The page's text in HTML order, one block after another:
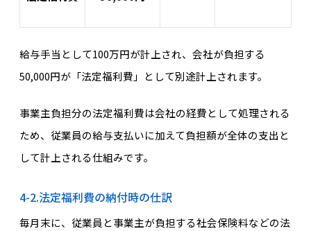
給与手当として100万円が計上され、会社が負担する
50,000円が「法定福利費」として別途計上されます。
事業主負担分の法定福利費は会社の経費として処理される
ため、従業員の給与支払いに加えて負担額が全体の支出と
して計上される仕組みです。
4-2.法定福利費の納付時の仕訳
毎月末に、従業員と事業主が負担する社会保険料などの法